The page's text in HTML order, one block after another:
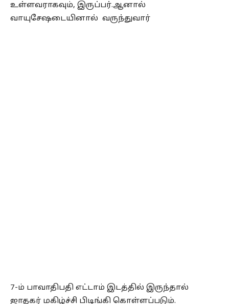
உள்ளவராகவும், இருப்பர்.ஆனால்
வாயுசேஷடையினால் வருந்துவார்
7-ம் பாவாதிபதி எட்டாம் இடத்தில் இருந்தால்
ஜாதகர் மகிழ்ச்சி பிடிங்கி கொள்ளப்படும்.